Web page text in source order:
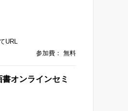
URL
参加費： 無料
オンラインセミ